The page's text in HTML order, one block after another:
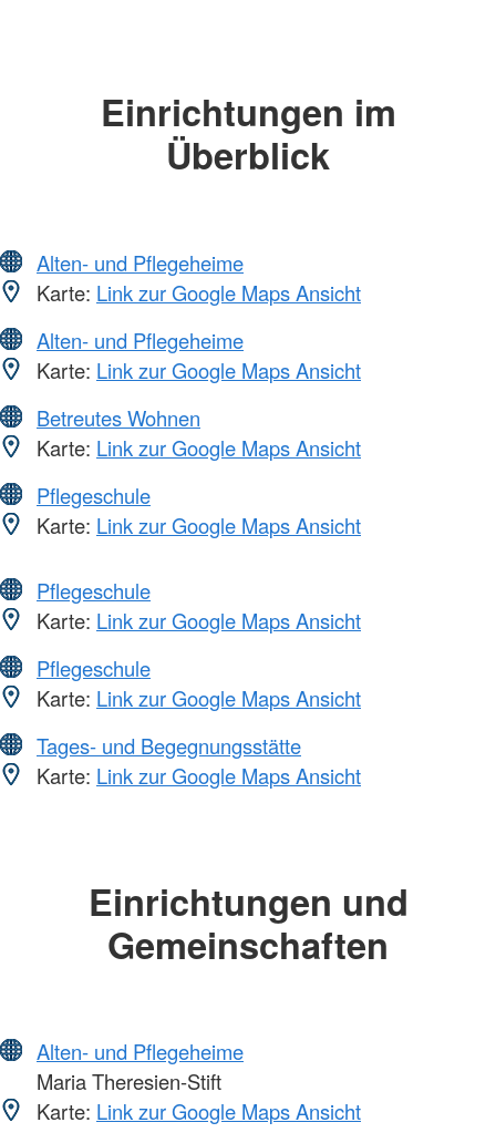
Einrichtungen im
Überblick
Alten- und Pflegeheime
Karte: Link zur Google Maps Ansicht
Alten- und Pflegeheime
Karte: Link zur Google Maps Ansicht
Betreutes Wohnen
Karte: Link zur Google Maps Ansicht
Pflegeschule
Karte: Link zur Google Maps Ansicht
Pflegeschule
Karte: Link zur Google Maps Ansicht
Pflegeschule
Karte: Link zur Google Maps Ansicht
Tages- und Begegnungsstätte
Karte: Link zur Google Maps Ansicht
Einrichtungen und
Gemeinschaften
Alten- und Pflegeheime
Maria Theresien-Stift
Karte: Link zur Google Maps Ansicht